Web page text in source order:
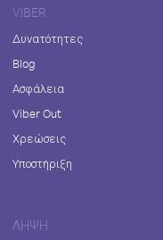
VIBER
Δυνατότητες
Blog
Ασφάλεια
Viber Out
Χρεώσεις
Υποστήριξη
ΛΉΨΗ